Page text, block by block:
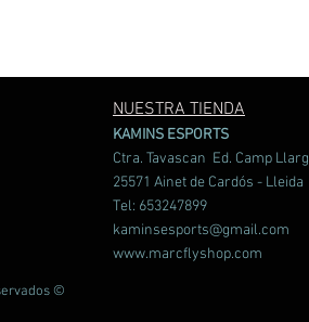
NUESTRA TIENDA
KAMINS ESPORTS
Ctra. Tavascan Ed. Camp Llarg
25571 Ainet de Cardós - Lleida
Tel: 653247899
kaminsesports@gmail.com
www.marcflyshop.com
©